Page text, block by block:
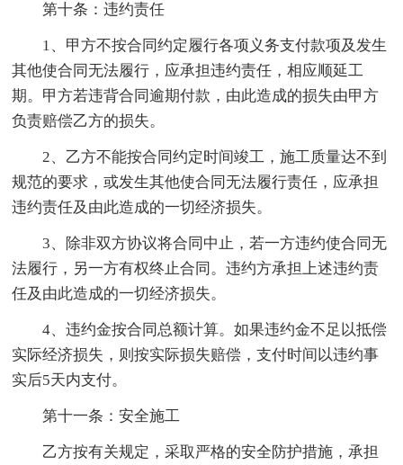
第十条：违约责任
1、甲方不按合同约定履行各项义务支付款项及发生
其他使合同无法履行，应承担违约责任，相应顺延工
期。甲方若违背合同逾期付款，由此造成的损失由甲方
负责赔偿乙方的损失。
2、乙方不能按合同约定时间竣工，施工质量达不到
规范的要求，或发生其他使合同无法履行责任，应承担
违约责任及由此造成的一切经济损失。
3、除非双方协议将合同中止，若一方违约使合同无
法履行，另一方有权终止合同。违约方承担上述违约责
任及由此造成的一切经济损失。
4、违约金按合同总额计算。如果违约金不足以抵偿
实际经济损失，则按实际损失赔偿，支付时间以违约事
实后5天内支付。
第十一条：安全施工
乙方按有关规定，采取严格的安全防护措施，承担